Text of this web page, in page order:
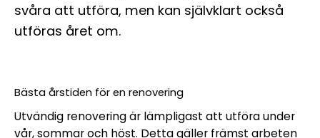
svåra att utföra, men kan självklart också
utföras året om.
Bästa årstiden för en renovering
Utvändig renovering är lämpligast att utföra under
vår, sommar och höst. Detta gäller främst arbeten